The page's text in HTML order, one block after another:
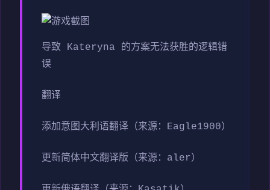
导致 Kateryna 的方案无法获胜的逻辑错
误
翻译
添加意图大利语翻译（来源：Eagle1900）
更新简体中文翻译版（来源：aler）